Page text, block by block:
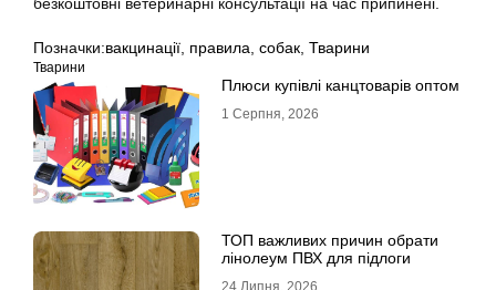
Позначки:вакцинації правила собак Тварини
Тварини
Плюси купівлі канцтоварів оптом
1 Серпня, 2026
ТОП важливих причин обрати
лінолеум ПВХ для підлоги
24 Липня, 2026